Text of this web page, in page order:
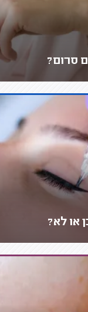
סרום?
או לא?